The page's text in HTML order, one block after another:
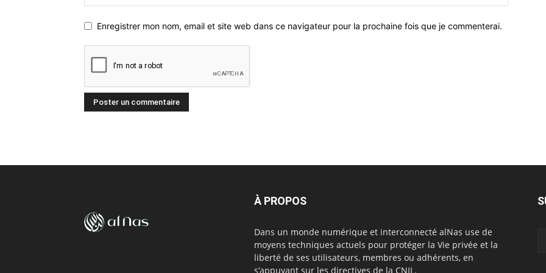
Enregistrer mon nom, email et site web dans ce navigateur pour la prochaine fois que je commenterai.
À PROPOS
Dans un monde numérique et interconnecté alNas use de
moyens techniques actuels pour protéger la Vie privée et la
liberté de ses utilisateurs, membres ou adhérents, en
s’appuyant sur les directives de la CNIL.